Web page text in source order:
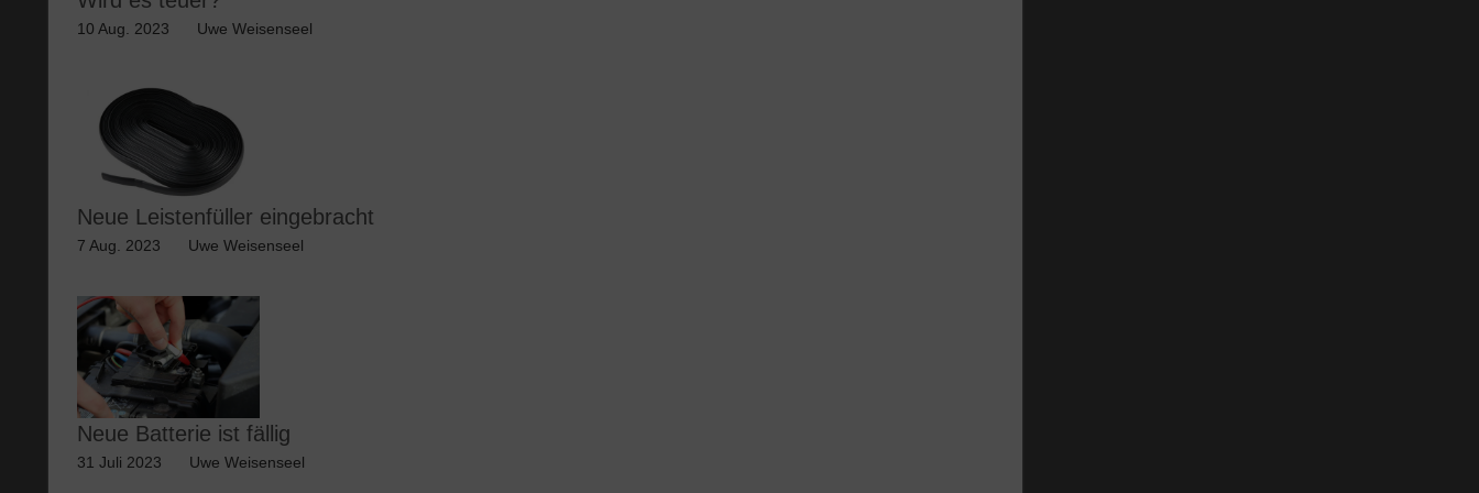
10 Aug. 2023 Uwe Weisenseel
Neue Leistenfüller eingebracht
7 Aug. 2023 Uwe Weisenseel
Neue Batterie ist fällig
31 Juli 2023 Uwe Weisenseel